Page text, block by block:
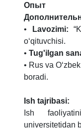
Опыт
•
Lavozimi:
o‘qituvchisi.
• Tug'ilgan
• Rus va
boradi.
Ish tajribasi:
Ish
universitetidan